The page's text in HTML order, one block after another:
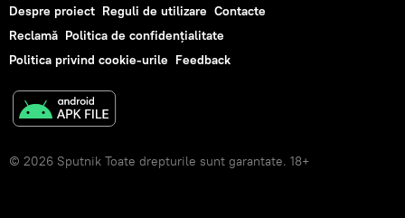
Despre proiect Reguli de utilizare Contacte
Reclamă Politica de confidențialitate
Politica privind cookie-urile Feedback
© 2026 Sputnik Toate drepturile sunt garantate. 18+